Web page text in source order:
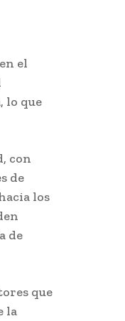
el
lo que
con
de
los
de
que
la